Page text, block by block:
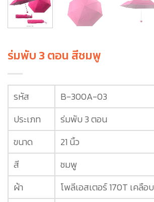
ร่มพับ 3 ตอน สีชมพู
รหัส
B-300A-03
ประเภท
ร่มพับ 3 ตอน
ขนาด
21 นิ้ว
สี
ชมพู
ผ้า
โพลีเอสเตอร์ 170T เคลือ